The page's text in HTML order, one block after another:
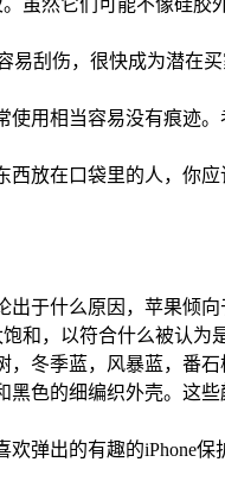
虽然它们可能不像硅胶
易刮伤，很快成为潜在
用相当容易没有痕迹
放在口袋里的人，你应
于什么原因，苹果倾
和，以符合什么被认为
，冬季蓝，风暴蓝，番
色的细编织外壳。这些
弹出的有趣的iPhone